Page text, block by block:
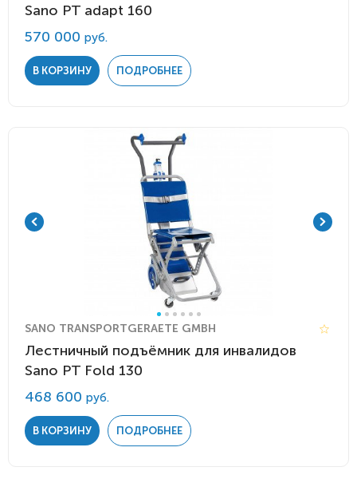
Sano PT adapt 160
570 000 руб.
В КОРЗИНУ ПОДРОБНЕЕ
SANO TRANSPORTGERAETE GMBH
Лестничный подъёмник для инвалидов
Sano PT Fold 130
468 600 руб.
В КОРЗИНУ ПОДРОБНЕЕ